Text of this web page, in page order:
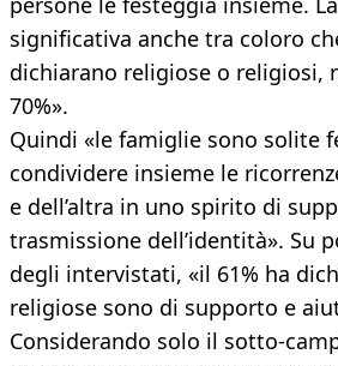
significativa anche tra coloro
dichiarano religiose o religiosi,
70%».
Quindi «le famiglie sono solite
condividere insieme le
e dell’altra in uno spirito di
trasmissione dell’identità». Su
degli intervistati, «il 61% ha
religiose sono di supporto e
Considerando solo il sotto-